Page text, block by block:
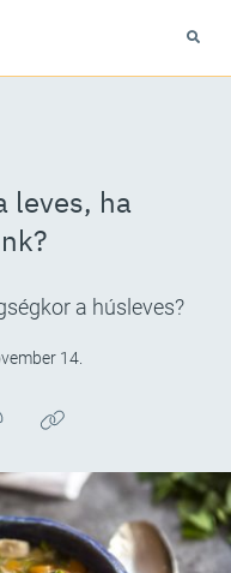
leves, ha
a húsleves?
14.